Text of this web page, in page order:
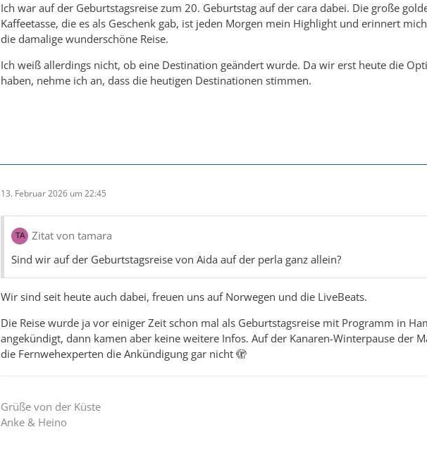
Ich war auf der Geburtstagsreise zum 20. Geburtstag auf der cara dabei. Die große
Kaffeetasse, die es als Geschenk gab, ist jeden Morgen mein Highlight und erinnert
die damalige wunderschöne Reise.
Ich weiß allerdings nicht, ob eine Destination geändert wurde. Da wir erst heute die
haben, nehme ich an, dass die heutigen Destinationen stimmen.
13. Februar 2026 um 22:45
Zitat von tamara
Sind wir auf der Geburtstagsreise von Aida auf der perla ganz allein?
Wir sind seit heute auch dabei, freuen uns auf Norwegen und die LiveBeats.
Die Reise wurde ja vor einiger Zeit schon mal als Geburtstagsreise mit Programm in
angekündigt, dann kamen aber keine weitere Infos. Auf der Kanaren-Winterpause der
die Fernwehexperten die Ankündigung gar nicht 🫣
Grüße von der Küste
Anke & Heino